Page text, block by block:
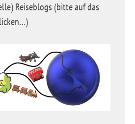
Reiseblogs (bitte auf das